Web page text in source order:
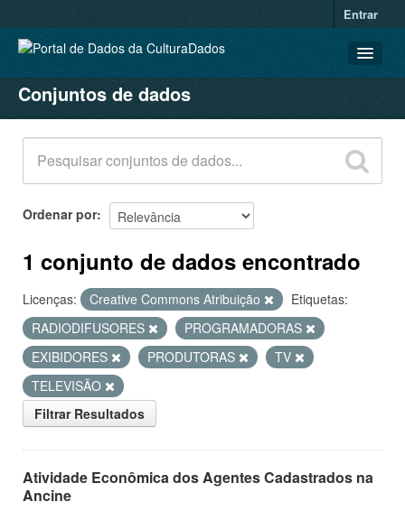
Entrar
CONJUNTOS DE DADOS
ORGANIZAÇÕES
GRUPOS
SOBRE
Conjuntos de dados
Ordenar por
1 conjunto de dados encontrado
Licenças: Creative Commons Atribuição
Etiquetas:
RADIODIFUSORES
PROGRAMADORAS
EXIBIDORES
PRODUTORAS
TV
TELEVISÃO
Filtrar Resultados
Atividade Econômica dos Agentes Cadastrados na
Ancine